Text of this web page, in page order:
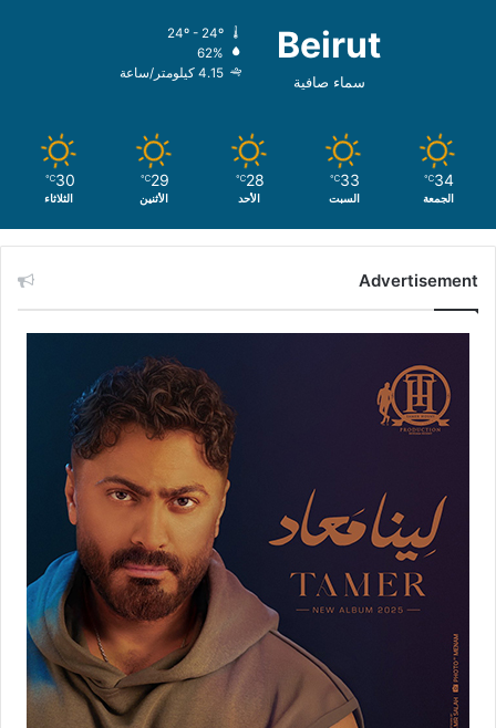
Beirut
سماء صافية
62%
4.15 كيلومتر/ساعة
34
℃
الجمعة
33
℃
السبت
28
℃
الأحد
29
℃
الأثنين
30
℃
الثلاثاء
Advertisement